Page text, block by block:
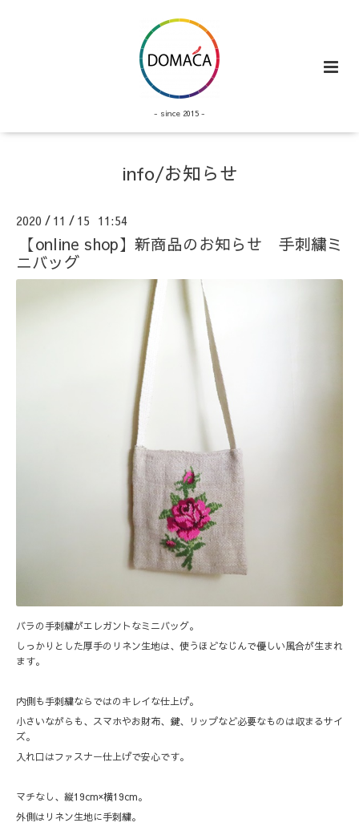
- since 2015 -
info/お知らせ
2020 / 11 / 15 11:54
【online shop】新商品のお知らせ 手刺繍ミ
ニバッグ
バラの手刺繍がエレガントなミニバッグ。
しっかりとした厚手のリネン生地は、使うほどなじんで優しい風合が生まれ
ます。
内側も手刺繍ならではのキレイな仕上げ。
小さいながらも、スマホやお財布、鍵、リップなど必要なものは収まるサイ
ズ。
入れ口はファスナー仕上げで安心です。
マチなし、縦19cm×横19cm。
外側はリネン生地に手刺繍。